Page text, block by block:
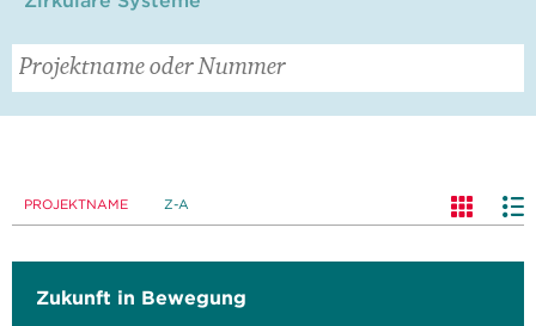
PROJEKTNAME Z-A
Zukunft in Bewegung